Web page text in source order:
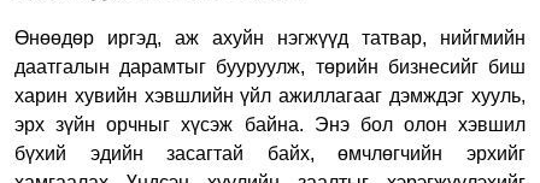
Өнөөдөр иргэд, аж ахуйн нэгжүүд татвар, нийгмийн
даатгалын дарамтыг бууруулж, төрийн бизнесийг биш
харин хувийн хэвшлийн үйл ажиллагааг дэмждэг хууль,
эрх зүйн орчныг хүсэж байна. Энэ бол олон хэвшил
бүхий эдийн засагтай байх, өмчлөгчийн эрхийг